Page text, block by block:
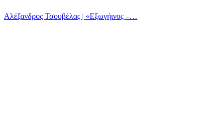
Αλέξανδρος Τσουβέλας | «Εξωγήινος –…